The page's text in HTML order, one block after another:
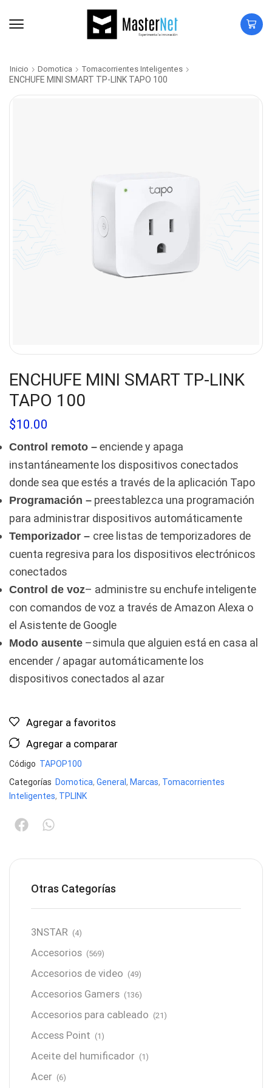
Inicio Domotica Tomacorrientes Inteligentes
ENCHUFE MINI SMART TP-LINK TAPO 100
ENCHUFE MINI SMART TP-LINK
TAPO 100
$10.00
Control remoto – enciende y apaga
instantáneamente los dispositivos conectados
donde sea que estés a través de la aplicación Tapo
Programación – preestablezca una programación
para administrar dispositivos automáticamente
Temporizador – cree listas de temporizadores de
cuenta regresiva para los dispositivos electrónicos
conectados
Control de voz– administre su enchufe inteligente
con comandos de voz a través de Amazon Alexa o
el Asistente de Google
Modo ausente –simula que alguien está en casa al
encender / apagar automáticamente los
dispositivos conectados al azar
Agregar a favoritos
Agregar a comparar
Código TAPOP100
Categorías Domotica, General , Marcas, Tomacorrientes
Inteligentes, TPLINK
Otras Categorías
3NSTAR (4)
Accesorios (569)
Accesorios de video (49)
Accesorios Gamers (136)
Accesorios para cableado (21)
Access Point (1)
Aceite del humificador (1)
Acer (6)